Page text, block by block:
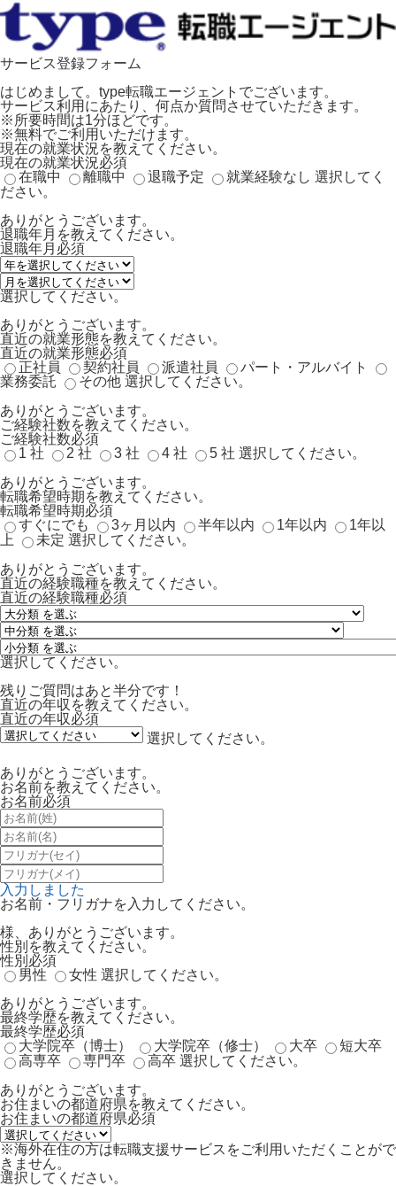
サービス登録フォーム
はじめまして。type転職エージェントでございます。
サービス利用にあたり、何点か質問させていただきます。
※所要時間は1分ほどです。
※無料でご利用いただけます。
現在の就業状況を教えてください。
現在の就業状況必須
在職中
離職中 退職予定 就業経験なし 選択してく
ださい。
ありがとうございます。
退職年月を教えてください。
退職年月 必須
選択してください。
ありがとうございます。
直近の就業形態を教えてください。
直近の就業形態必須
正社員
契約社員 派遣社員
パート・アルバイト
業務委託
その他 選択してください。
ありがとうございます。
ご経験社数を教えてください。
ご経験社数必須
1 社
2 社 3 社 4 社 5 社 選択してください。
ありがとうございます。
転職希望時期を教えてください。
転職希望時期必須
すぐにでも
3ヶ月以内 半年以内 1年以内
1年以
上
未定 選択してください。
ありがとうございます。
直近の経験職種を教えてください。
直近の経験職種必須
選択してください。
残りご質問はあと半分です！
直近の年収を教えてください。
直近の年収必須
選択してください。
ありがとうございます。
お名前を教えてください。
お名前必須
入力しました
お名前・フリガナを入力してください。
様、ありがとうございます。
性別を教えてください。
性別 必須
男性
女性 選択してください。
ありがとうございます。
最終学歴を教えてください。
最終学歴必須
大学院卒（博士）
大学院卒（修士） 大卒
短大卒
高専卒
専門卒 高卒 選択してください。
ありがとうございます。
お住まいの都道府県を教えてください。
お住まいの都道府県必須
※海外在住の方は転職支援サービスをご利用いただくことがで
きません。
選択してください。